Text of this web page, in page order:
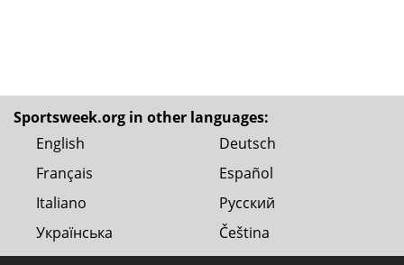
Sportsweek.org in other languages:
English
Deutsch
Français
Español
Italiano
Русский
Українська
Čeština